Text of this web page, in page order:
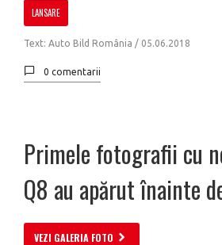
LANSARE
Text: Auto Bild România / 05.06.2018
0 comentarii
Primele fotografii cu
Q8 au apărut înainte
VEZI GALERIA FOTO